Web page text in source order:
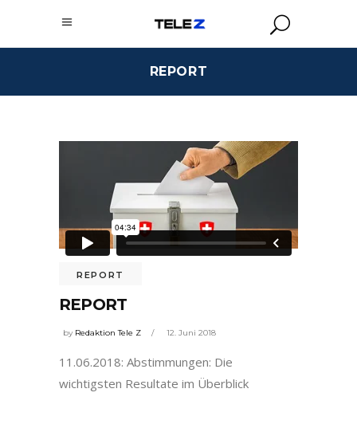
REPORT
REPORT
REPORT
by Redaktion Tele Z 12. Juni 2018
11.06.2018: Abstimmungen: Die
wichtigsten Resultate im Überblick